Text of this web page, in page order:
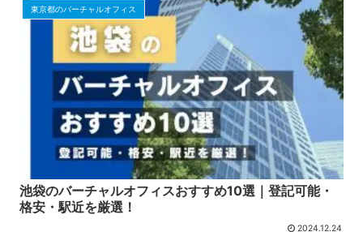
東京都のバーチャルオフィス
池袋のバーチャルオフィスおすすめ10選｜登記可能・
格安・駅近を厳選！
2024.12.24